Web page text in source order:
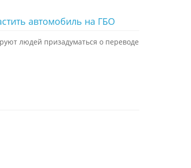
автомобиль на ГБО
людей призадуматься о переводе